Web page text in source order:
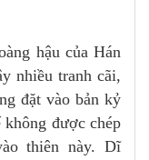
hậu của Hán
nhiều tranh cãi,
đặt vào bản kỷ
được chép
thiên này. Dĩ